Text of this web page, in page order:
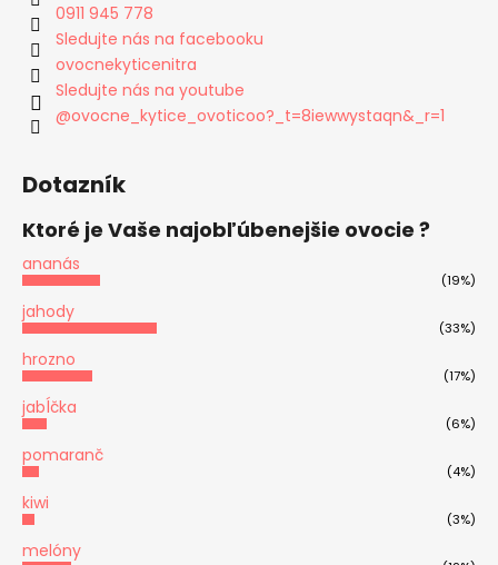
0911 945 778
Sledujte nás na facebooku
ovocnekyticenitra
Sledujte nás na youtube
@ovocne_kytice_ovoticoo?_t=8iewwystaqn&_r=1
Dotazník
Ktoré je Vaše najobľúbenejšie ovocie ?
ananás
(19%)
jahody
(33%)
hrozno
(17%)
jabĺčka
(6%)
pomaranč
(4%)
kiwi
(3%)
melóny